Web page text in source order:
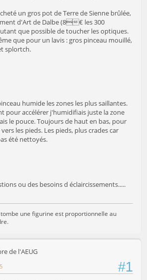
un gros pot de Terre de Sienne brûlée,
d'Art de Dalbe (8€ les 300
que possible de toucher les optiques.
que pour un lavis : gros pinceau mouillé,
splortch.
humide les zones les plus saillantes.
pour accélérer j'humidifiais juste la zone
le pouce. Toujours de haut en bas, pour
les pieds. Les pieds, plus crades car
été nettoyés.
ou des besoins d éclaircissements.....
une figurine est proportionnelle au
de l'AEUG
#1